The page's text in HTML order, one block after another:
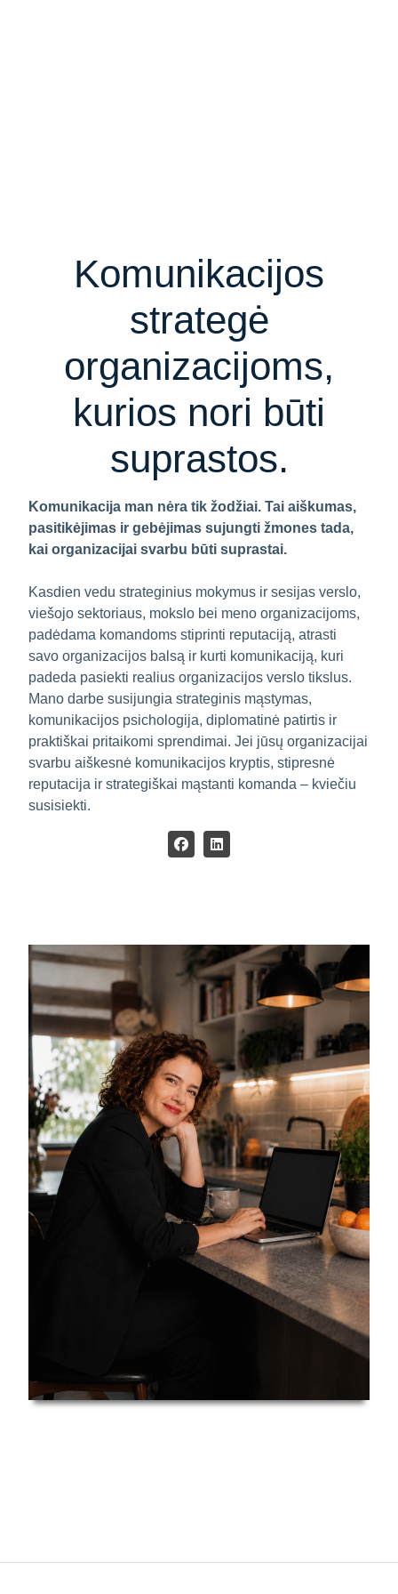
Komunikacijos
strategė
organizacijoms,
kurios nori būti
suprastos.
Komunikacija man nėra tik žodžiai. Tai aiškumas,
pasitikėjimas ir gebėjimas sujungti žmones tada,
kai organizacijai svarbu būti suprastai.
Kasdien vedu strateginius mokymus ir sesijas verslo,
viešojo sektoriaus, mokslo bei meno organizacijoms,
padėdama komandoms stiprinti reputaciją, atrasti
savo organizacijos balsą ir kurti komunikaciją, kuri
padeda pasiekti realius organizacijos verslo tikslus.
Mano darbe susijungia strateginis mąstymas,
komunikacijos psichologija, diplomatinė patirtis ir
praktiškai pritaikomi sprendimai. Jei jūsų organizacijai
svarbu aiškesnė komunikacijos kryptis, stipresnė
reputacija ir strategiškai mąstanti komanda – kviečiu
susisiekti.